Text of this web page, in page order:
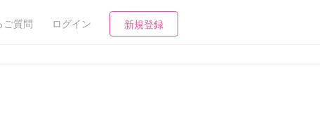
ご質問 ログイン 新規登録